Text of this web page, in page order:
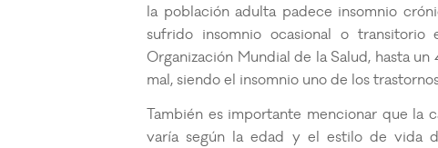
la población adulta padece insomnio
sufrido insomnio ocasional o transitorio
Organización Mundial de la Salud, hasta
mal, siendo el insomnio uno de los
También es importante mencionar que la
varía según la edad y el estilo de vida